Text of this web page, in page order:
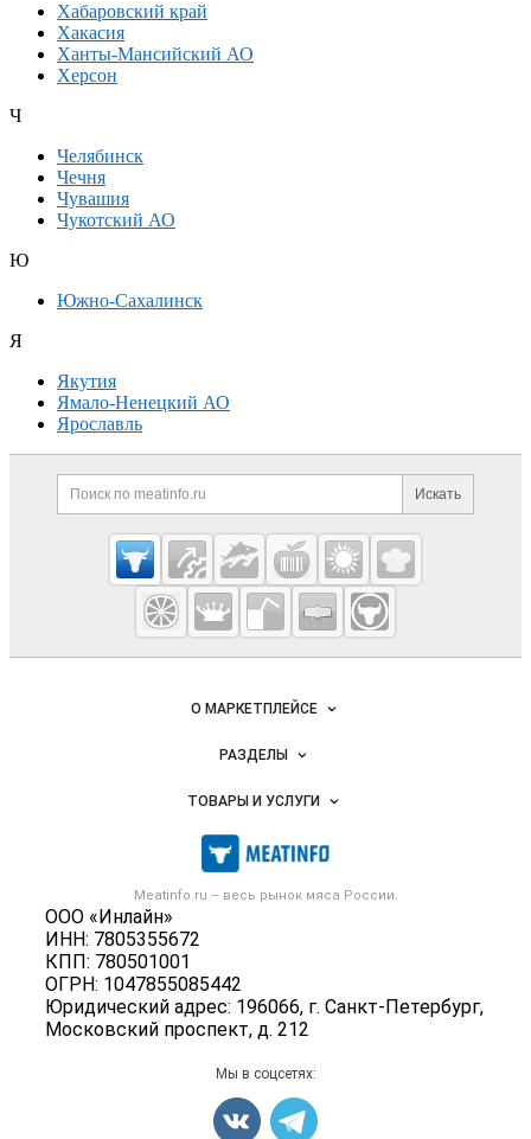
Хабаровский край
Хакасия
Ханты-Мансийский АО
Херсон
Ч
Челябинск
Чечня
Чувашия
Чукотский АО
Ю
Южно-Сахалинск
Я
Якутия
Ямало-Ненецкий АО
Ярославль
Дополнительная информация
Поиск по сайту и
Искать
Cсылки на полезные проекты
Meatinfo.ru —
мясо и
мясопродукты
Важные разделы и контакты
Meatinfo.ru – весь рынок мяса России.
ООО «Инлайн»
ИНН: 7805355672
КПП: 780501001
ОГРН: 1047855085442
Юридический адрес: 196066, г. Санкт-Петербург,
Московский проспект, д. 212
Навигация по сайтуО МАРКЕТПЛЕЙСЕ
Новости Meatinfo.ru
Размещение рекламы
Публичная оферта
Контактная информация
Политика обработки персональных данных
РАЗДЕЛЫ
Объявления
Новости рынка
Мониторинг
Вакансии
ТОВАРЫ И УСЛУГИ
Мясо, мясопродукты
Скот в живом весе
Колбасы, сосиски, деликатесы
Мясные полуфабрикаты
Мясные снеки
Яйца
Карта объявлений
Мы в соцсетях: